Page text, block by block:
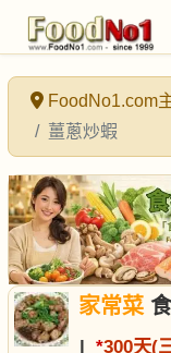
FoodNo1.com
薑蔥炒蝦
家常菜
| *300天(